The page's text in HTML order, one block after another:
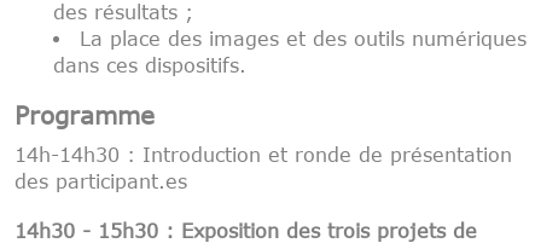
des résultats ;
La place des images et des outils numériques
dans ces dispositifs.
Programme
14h-14h30 : Introduction et ronde de présentation
des participant.es
14h30 - 15h30 : Exposition des trois projets de